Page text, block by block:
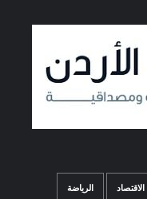
الاقتصاد الرياضة